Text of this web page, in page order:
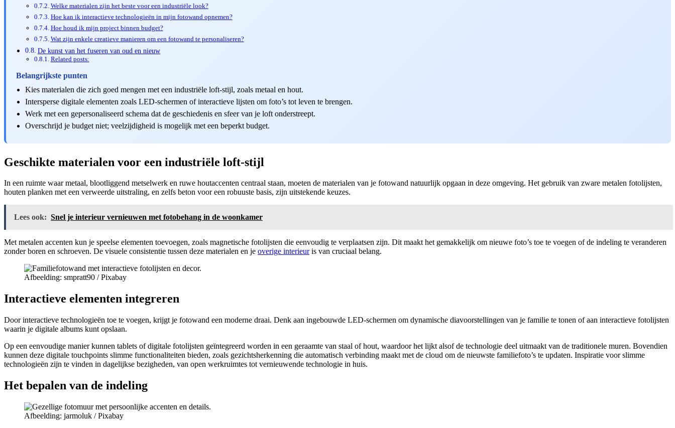
Welke materialen zijn het beste voor een industriële look?
Hoe kan ik interactieve technologieën in mijn fotowand opnemen?
Hoe houd ik mijn project binnen budget?
Wat zijn enkele creatieve manieren om een fotowand te personaliseren?
De kunst van het fuseren van oud en nieuw
Related posts:
Belangrijkste punten
Kies materialen die zich goed mengen met een industriële loft-stijl, zoals metaal en hout.
Intersperse digitale elementen zoals LED-schermen of interactieve lijsten om foto’s tot leven te brengen.
Werk met een gepersonaliseerd schema dat de geschiedenis en sfeer van je loft onderstreept.
Overschrijd je budget niet; veelzijdigheid is mogelijk met een beperkt budget.
Geschikte materialen voor een industriële loft-stijl
In een ruimte waar metaal, blootliggend metselwerk en ruwe houtaccenten centraal staan, moeten de materialen van je fotowand natuurlijk opgaan in deze omgeving. Het gebruik van zware metalen fotolijsten,
houten planken met een verweerde uitstraling, en zelfs beton voor een robuuste basis, zijn uitstekende keuzes.
Lees ook: Snel je interieur vernieuwen met fotobehang in de woonkamer
Met metalen accenten kun je speelse elementen toevoegen, zoals magnetische fotolijsten die eenvoudig te verplaatsen zijn. Dit maakt het gemakkelijk om nieuwe foto’s toe te voegen of de indeling te veranderen
zonder boren en schroeven. De visuele consistentie tussen deze materialen en je overige interieuris van cruciaal belang.
Afbeelding: smpratt90 / Pixabay
Interactieve elementen integreren
Door interactieve technologieën toe te voegen, krijgt je fotowand een moderne draai. Denk aan ingebouwde LED-schermen om dynamische diavoorstellingen van je familie te tonen of aan interactieve fotolijsten
waarin je digitale albums kunt opslaan.
Op een eenvoudige manier kunnen tablets of digitale fotolijsten geïntegreerd worden in een geraamte van staal of hout, waardoor het lijkt alsof de technologie deel uitmaakt van de traditionele muren. Bovendien
kunnen deze digitale touchpoints slimme functionaliteiten bieden, zoals gezichtsherkenning die automatisch verbinding maakt met de cloud om de nieuwste familiefoto’s te updaten. Inspiratie voor slimme
technologieën zijn te vinden in dagelijkse bezigheden, van open werkruimtes tot vernieuwende technologie in huis.
Het bepalen van de indeling
Afbeelding: jarmoluk / Pixabay